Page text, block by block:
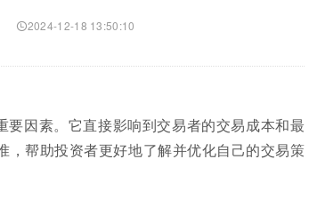
2024-12-18 13:50:10
因素。它直接影响到交易者的交易成本和最
帮助投资者更好地了解并优化自己的交易策